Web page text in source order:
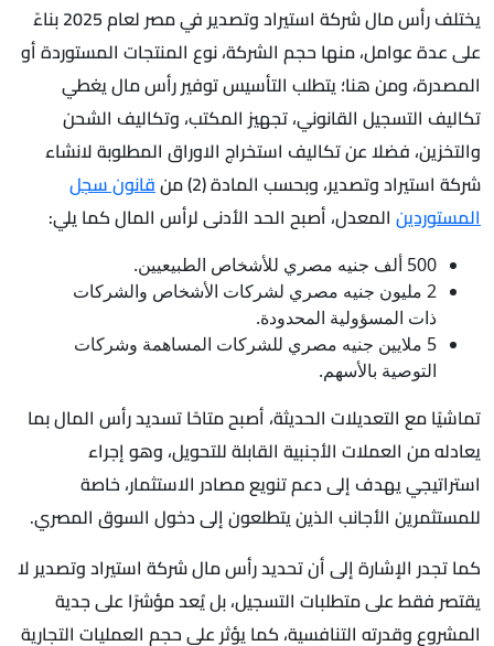
يختلف رأس مال شركة استيراد وتصدير في مصر لعام 2025 بناءً
على عدة عوامل، منها حجم الشركة، نوع المنتجات المستوردة أو
المصدرة، ومن هنا؛ يتطلب التأسيس توفير رأس مال يغطي
تكاليف التسجيل القانوني، تجهيز المكتب، وتكاليف الشحن
والتخزين، فضلا عن تكاليف استخراج الاوراق المطلوبة لانشاء
شركة استيراد وتصدير، وبحسب المادة (2) من
قانون سجل
المستوردين المعدل، أصبح الحد الأدنى لرأس المال كما يلي:
500 ألف جنيه مصري للأشخاص الطبيعيين.
2 مليون جنيه مصري لشركات الأشخاص والشركات
ذات المسؤولية المحدودة.
5 ملايين جنيه مصري للشركات المساهمة وشركات
التوصية بالأسهم.
تماشيًا مع التعديلات الحديثة، أصبح متاحًا تسديد رأس المال بما
يعادله من العملات الأجنبية القابلة للتحويل، وهو إجراء
استراتيجي يهدف إلى دعم تنويع مصادر الاستثمار، خاصة
للمستثمرين الأجانب الذين يتطلعون إلى دخول السوق المصري.
كما تجدر الإشارة إلى أن تحديد رأس مال شركة استيراد وتصدير لا
يقتصر فقط على متطلبات التسجيل، بل يُعد مؤشرًا على جدية
المشروع وقدرته التنافسية، كما يؤثر على حجم العمليات التجارية